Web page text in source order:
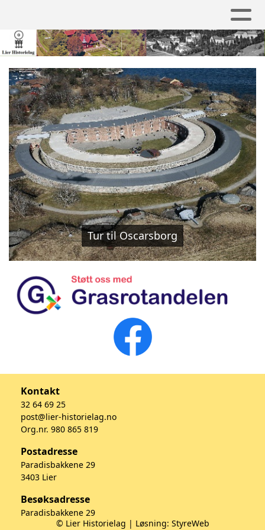
Tur til Oscarsborg
Kontakt
32 64 69 25
post@lier-historielag.no
Org.nr. 980 865 819
Postadresse
Paradisbakkene 29
3403 Lier
Besøksadresse
Paradisbakkene 29
3403 Lier© Lier Historielag | Løsning: StyreWeb